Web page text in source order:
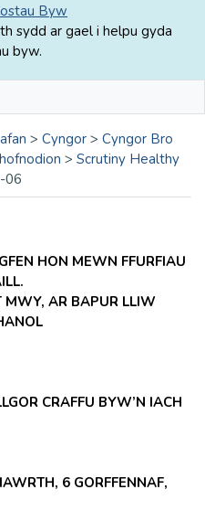
Byw
sydd ar gael i helpu gyda
byw.
> Cyngor > Cyngor Bro
> Scrutiny Healthy
06
HON MEWN FFURFIAU
MWY, AR BAPUR LLIW
CRAFFU BYW’N IACH
6 GORFFENNAF,